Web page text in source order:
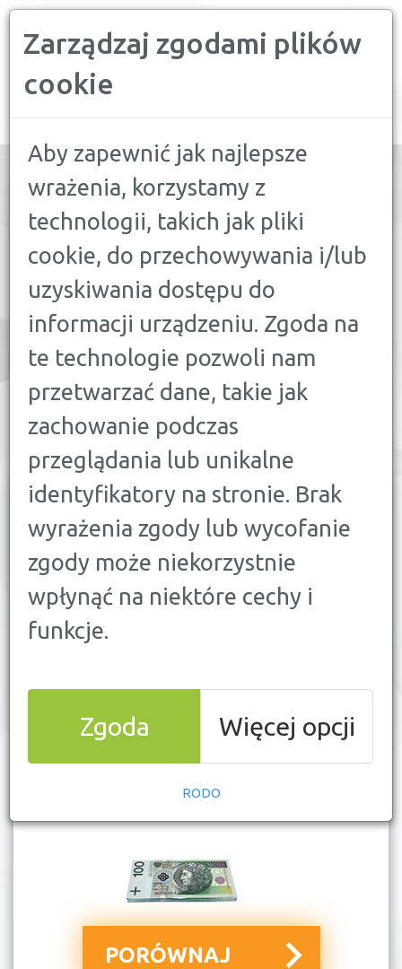
Zarządzaj zgodami plików
cookie
Aby zapewnić jak najlepsze
wrażenia, korzystamy z
technologii, takich jak pliki
cookie, do przechowywania i/lub
uzyskiwania dostępu do
informacji urządzeniu. Zgoda na
te technologie pozwoli nam
przetwarzać dane, takie jak
zachowanie podczas
przeglądania lub unikalne
identyfikatory na stronie. Brak
wyrażenia zgody lub wycofanie
zgody może niekorzystnie
wpłynąć na niektóre cechy i
funkcje.
Zgoda Więcej opcji
RODO
navigation
PORÓWNAJ:
KREDYT GOTÓWKOWY 16
KREDYT HIPOTECZNY 21
KREDYT FIRMOWY 9
SZYBKA POŻYCZKA
KREDYT KONSOLIDACYJNY
PORÓWNAJ KREDYT GOTÓWKOWY
KWOTA KREDYTU: [ZŁ]
WYŚLIJ ZESTAWIENIE NA MAILA